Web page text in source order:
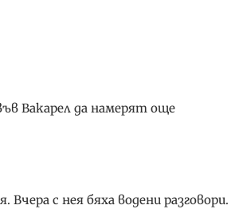
Вакарел да намерят още
с нея бяха водени разговори.